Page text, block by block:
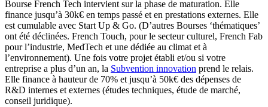
Bourse French Tech intervient sur la phase de maturation. Elle
finance jusqu’à 30k€ en temps passé et en prestations externes. Elle
est cumulable avec Start Up & Go. (D’autres Bourses ‘thématiques’
ont été déclinées. French Touch, pour le secteur culturel, French Fab
pour l’industrie, MedTech et une dédiée au climat et à
l’environnement). Une fois votre projet établi et/ou si votre
entreprise a plus d’un an, la Subvention innovation prend le relais.
Elle finance à hauteur de 70% et jusqu’à 50k€ des dépenses de
R&D internes et externes (études techniques, étude de marché,
conseil juridique).